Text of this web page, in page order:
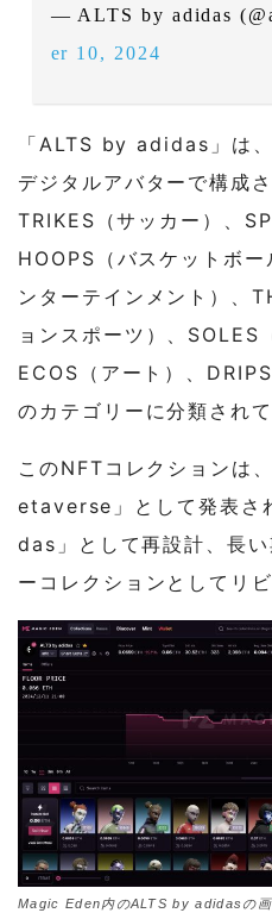
— ALTS by adidas
er 10, 2024
「ALTS by adidas」は
デジタルアバターで構成
TRIKES（サッカー）、
HOOPS（バスケットボ
ンターテインメント）、
ョンスポーツ）、SOLES
ECOS（アート）、
のカテゴリーに分類されて
このNFTコレクション
etaverse」として発表さ
das」として再設計、長
ーコレクションとしてリ
Magic Eden内のALTS by adidasの画